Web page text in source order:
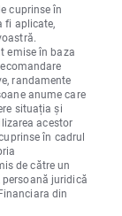
cuprinse în
fi aplicate,
emise în baza
randamente
anume care
situația și
acestor
în cadrul
de către un
juridică
din